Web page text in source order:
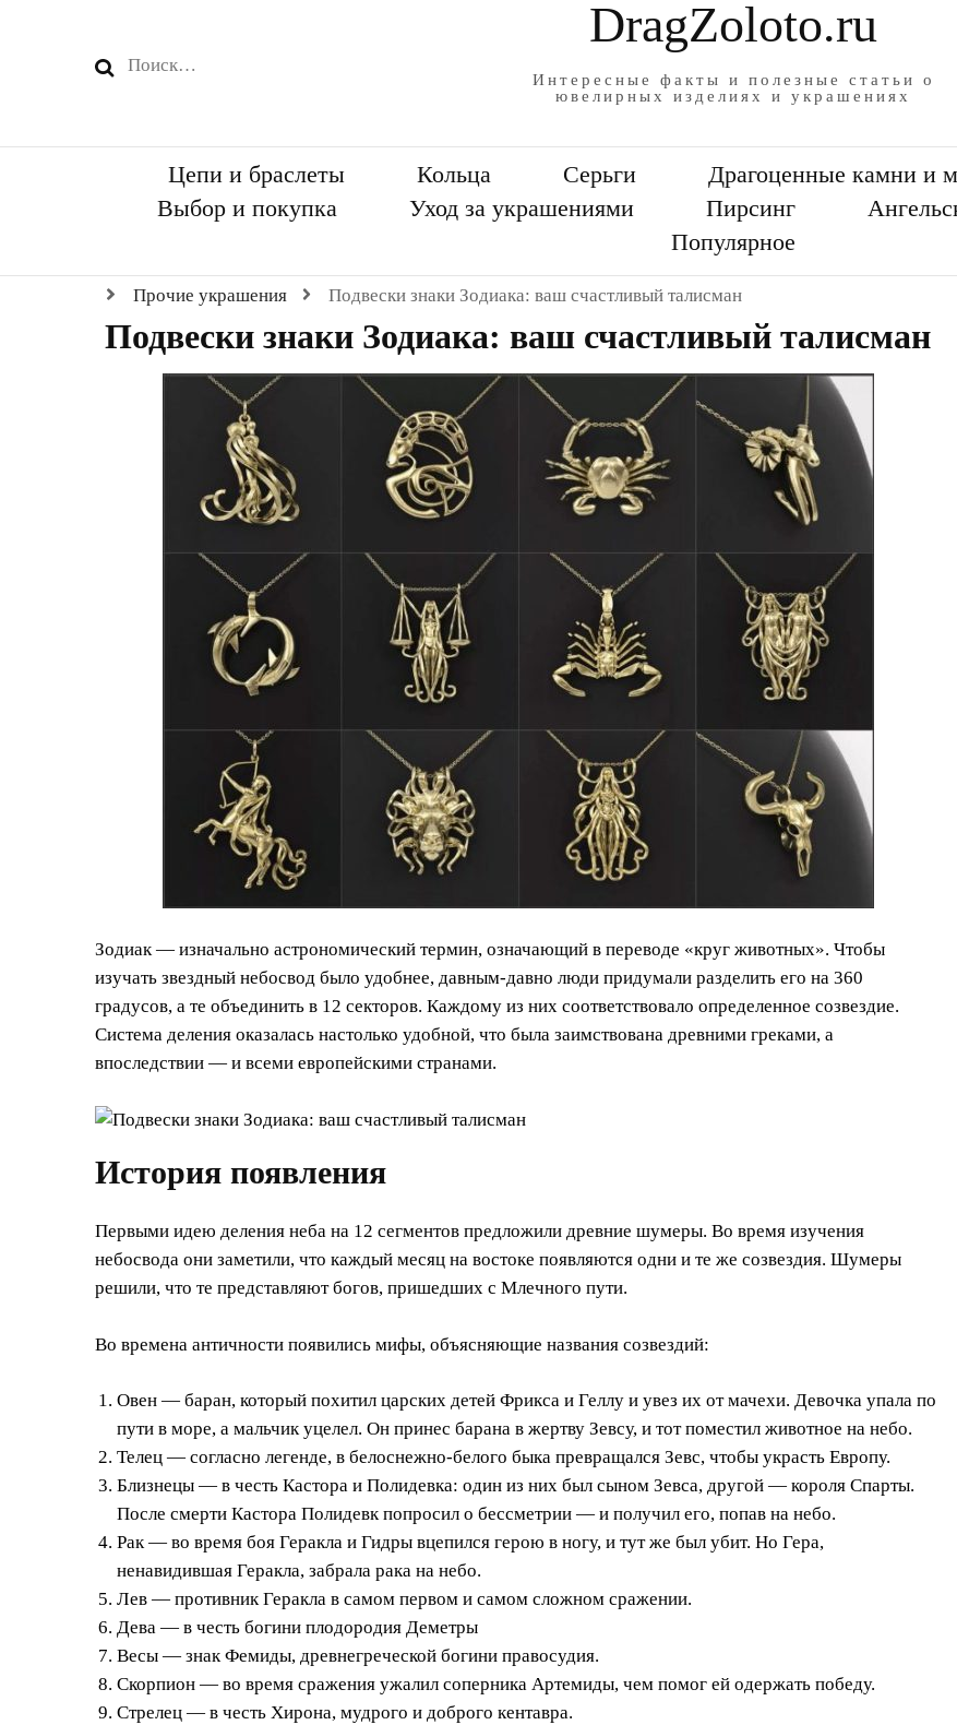
Найти:
DragZoloto.ru
Интересные факты и полезные статьи о
ювелирных изделиях и украшениях
Цепи и браслеты Кольца Серьги Драгоценные камни и
Выбор и покупка Уход за украшениями Пирсинг
Популярное
Прочие украшения Подвески знаки Зодиака: ваш счастливый талисман
Подвески знаки Зодиака: ваш счастливый талисман
Зодиак — изначально астрономический термин, означающий в переводе «круг животных». Чтобы
изучать звездный небосвод было удобнее, давным-давно люди придумали разделить его на 360
градусов, а те объединить в 12 секторов. Каждому из них соответствовало определенное созвездие.
Система деления оказалась настолько удобной, что была заимствована древними греками, а
впоследствии — и всеми европейскими странами.
История появления
Первыми идею деления неба на 12 сегментов предложили древние шумеры. Во время изучения
небосвода они заметили, что каждый месяц на востоке появляются одни и те же созвездия. Шумеры
решили, что те представляют богов, пришедших с Млечного пути.
Во времена античности появились мифы, объясняющие названия созвездий:
Овен — баран, который похитил царских детей Фрикса и Геллу и увез их от мачехи. Девочка упала по
пути в море, а мальчик уцелел. Он принес барана в жертву Зевсу, и тот поместил животное на небо.
Телец — согласно легенде, в белоснежно-белого быка превращался Зевс, чтобы украсть Европу.
Близнецы — в честь Кастора и Полидевка: один из них был сыном Зевса, другой — короля Спарты.
После смерти Кастора Полидевк попросил о бессметрии — и получил его, попав на небо.
Рак — во время боя Геракла и Гидры вцепился герою в ногу, и тут же был убит. Но Гера,
ненавидившая Геракла, забрала рака на небо.
Лев — противник Геракла в самом первом и самом сложном сражении.
Дева — в честь богини плодородия Деметры
Весы — знак Фемиды, древнегреческой богини правосудия.
Скорпион — во время сражения ужалил соперника Артемиды, чем помог ей одержать победу.
Стрелец — в честь Хирона, мудрого и доброго кентавра.